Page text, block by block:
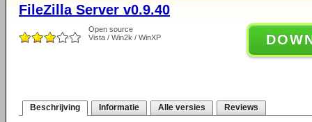
FileZilla Server v0.9.40
Open source
Vista / Win2k / WinXP
Beschrijving Informatie Alle versies Reviews